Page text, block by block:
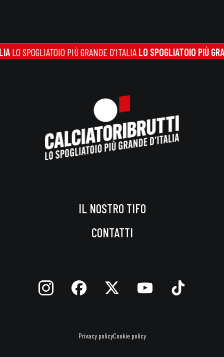
SPOGLIATOIO PIÙ GRANDE D'ITALIALO SPOGLIATOIO PIÙ
IL NOSTRO TIFO
CONTATTI
Privacy policyCookie policy